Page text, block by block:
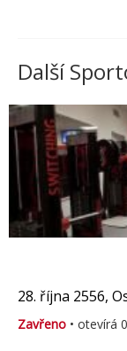
Další
28. října 2556,
Zavřeno • otevírá